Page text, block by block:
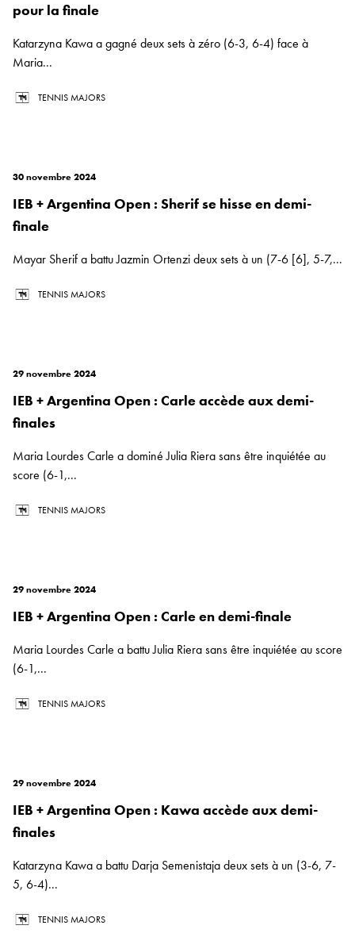
pour la finale
Katarzyna Kawa a gagné deux sets à zéro (6-3, 6-4) face à
Maria...
TENNIS MAJORS
30 novembre 2024
IEB + Argentina Open : Sherif se hisse en demi-
finale
Mayar Sherif a battu Jazmin Ortenzi deux sets à un (7-6 [6], 5-7,...
TENNIS MAJORS
29 novembre 2024
IEB + Argentina Open : Carle accède aux demi-
finales
Maria Lourdes Carle a dominé Julia Riera sans être inquiétée au
score (6-1,...
TENNIS MAJORS
29 novembre 2024
IEB + Argentina Open : Carle en demi-finale
Maria Lourdes Carle a battu Julia Riera sans être inquiétée au score
(6-1,...
TENNIS MAJORS
29 novembre 2024
IEB + Argentina Open : Kawa accède aux demi-
finales
Katarzyna Kawa a battu Darja Semenistaja deux sets à un (3-6, 7-
5, 6-4)...
TENNIS MAJORS